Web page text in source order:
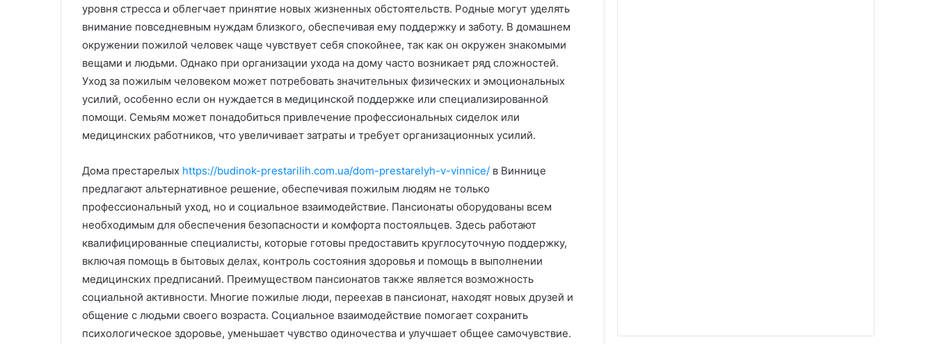
уровня стресса и облегчает принятие новых жизненных обстоятельств. Родные могут уделять
внимание повседневным нуждам близкого, обеспечивая ему поддержку и заботу. В домашнем
окружении пожилой человек чаще чувствует себя спокойнее, так как он окружен знакомыми
вещами и людьми. Однако при организации ухода на дому часто возникает ряд сложностей.
Уход за пожилым человеком может потребовать значительных физических и эмоциональных
усилий, особенно если он нуждается в медицинской поддержке или специализированной
помощи. Семьям может понадобиться привлечение профессиональных сиделок или
медицинских работников, что увеличивает затраты и требует организационных усилий.
Дома престарелых https://budinok-prestarilih.com.ua/dom-prestarelyh-v-vinnice/ в Виннице
предлагают альтернативное решение, обеспечивая пожилым людям не только
профессиональный уход, но и социальное взаимодействие. Пансионаты оборудованы всем
необходимым для обеспечения безопасности и комфорта постояльцев. Здесь работают
квалифицированные специалисты, которые готовы предоставить круглосуточную поддержку,
включая помощь в бытовых делах, контроль состояния здоровья и помощь в выполнении
медицинских предписаний. Преимуществом пансионатов также является возможность
социальной активности. Многие пожилые люди, переехав в пансионат, находят новых друзей и
общение с людьми своего возраста. Социальное взаимодействие помогает сохранить
психологическое здоровье, уменьшает чувство одиночества и улучшает общее самочувствие.